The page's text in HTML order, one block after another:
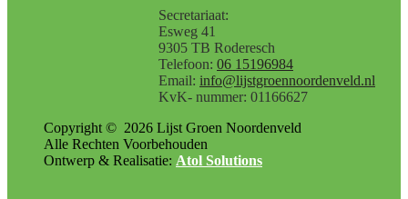
Secretariaat:
Esweg 41
9305 TB Roderesch
Telefoon: 06 15196984
Email: info@lijstgroennoordenveld.nl
KvK- nummer: 01166627
Copyright © 2026 Lijst Groen Noordenveld
Alle Rechten Voorbehouden
Ontwerp & Realisatie: Atol Solutions